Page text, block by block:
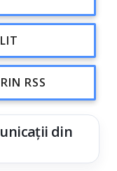
RSS
din